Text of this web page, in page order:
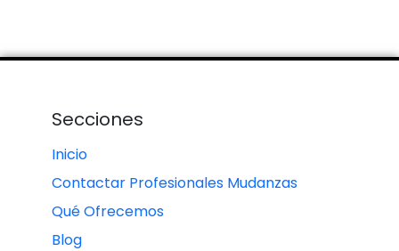
Secciones
Inicio
Contactar Profesionales Mudanzas
Qué Ofrecemos
Blog